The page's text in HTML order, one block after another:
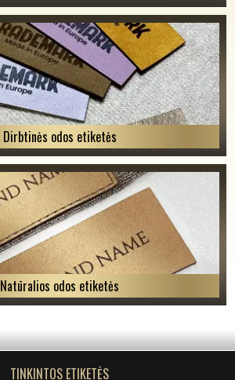
Dirbtinės odos etiketės
Natūralios odos etiketės
TINKINTOS ETIKETĖS